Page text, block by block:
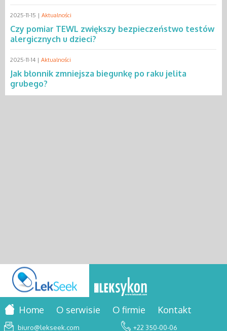
2025-11-15 | Aktualności
Czy pomiar TEWL zwiększy bezpieczeństwo testów
alergicznych u dzieci?
2025-11-14 | Aktualności
Jak błonnik zmniejsza biegunkę po raku jelita
grubego?
Home O serwisie O firmie Kontakt
biuro@lekseek.com +22 350-00-06